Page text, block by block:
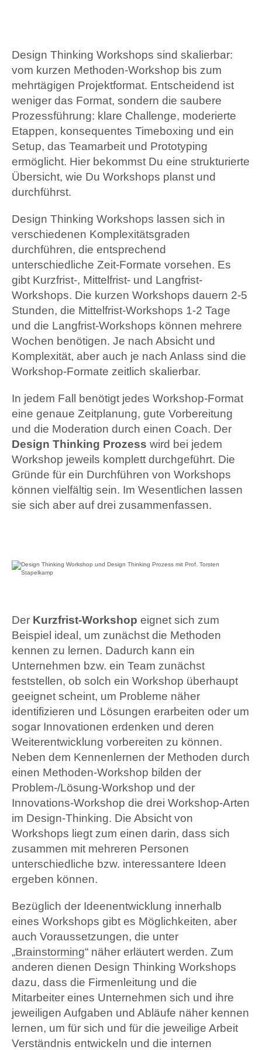
Design Thinking Workshops sind skalierbar:
vom kurzen Methoden-Workshop bis zum
mehrtägigen Projektformat. Entscheidend ist
weniger das Format, sondern die saubere
Prozessführung: klare Challenge, moderierte
Etappen, konsequentes Timeboxing und ein
Setup, das Teamarbeit und Prototyping
ermöglicht. Hier bekommst Du eine strukturierte
Übersicht, wie Du Workshops planst und
durchführst.
Design Thinking Workshops lassen sich in
verschiedenen Komplexitätsgraden
durchführen, die entsprechend
unterschiedliche Zeit-Formate vorsehen. Es
gibt Kurzfrist-, Mittelfrist- und Langfrist-
Workshops. Die kurzen Workshops dauern 2-5
Stunden, die Mittelfrist-Workshops 1-2 Tage
und die Langfrist-Workshops können mehrere
Wochen benötigen. Je nach Absicht und
Komplexität, aber auch je nach Anlass sind die
Workshop-Formate zeitlich skalierbar.
In jedem Fall benötigt jedes Workshop-Format
eine genaue Zeitplanung, gute Vorbereitung
und die Moderation durch einen Coach. Der
Design Thinking Prozess wird bei jedem
Workshop jeweils komplett durchgeführt. Die
Gründe für ein Durchführen von Workshops
können vielfältig sein. Im Wesentlichen lassen
sie sich aber auf drei zusammenfassen.
Der Kurzfrist-Workshop eignet sich zum
Beispiel ideal, um zunächst die Methoden
kennen zu lernen. Dadurch kann ein
Unternehmen bzw. ein Team zunächst
feststellen, ob solch ein Workshop überhaupt
geeignet scheint, um Probleme näher
identifizieren und Lösungen erarbeiten oder um
sogar Innovationen erdenken und deren
Weiterentwicklung vorbereiten zu können.
Neben dem Kennenlernen der Methoden durch
einen Methoden-Workshop bilden der
Problem-/Lösung-Workshop und der
Innovations-Workshop die drei Workshop-Arten
im Design-Thinking. Die Absicht von
Workshops liegt zum einen darin, dass sich
zusammen mit mehreren Personen
unterschiedliche bzw. interessantere Ideen
ergeben können.
Bezüglich der Ideenentwicklung innerhalb
eines Workshops gibt es Möglichkeiten, aber
auch Voraussetzungen, die unter
„Brainstorming“ näher erläutert werden. Zum
anderen dienen Design Thinking Workshops
dazu, dass die Firmenleitung und die
Mitarbeiter eines Unternehmen sich und ihre
jeweiligen Aufgaben und Abläufe näher kennen
lernen, um für sich und für die jeweilige Arbeit
Verständnis entwickeln und die internen